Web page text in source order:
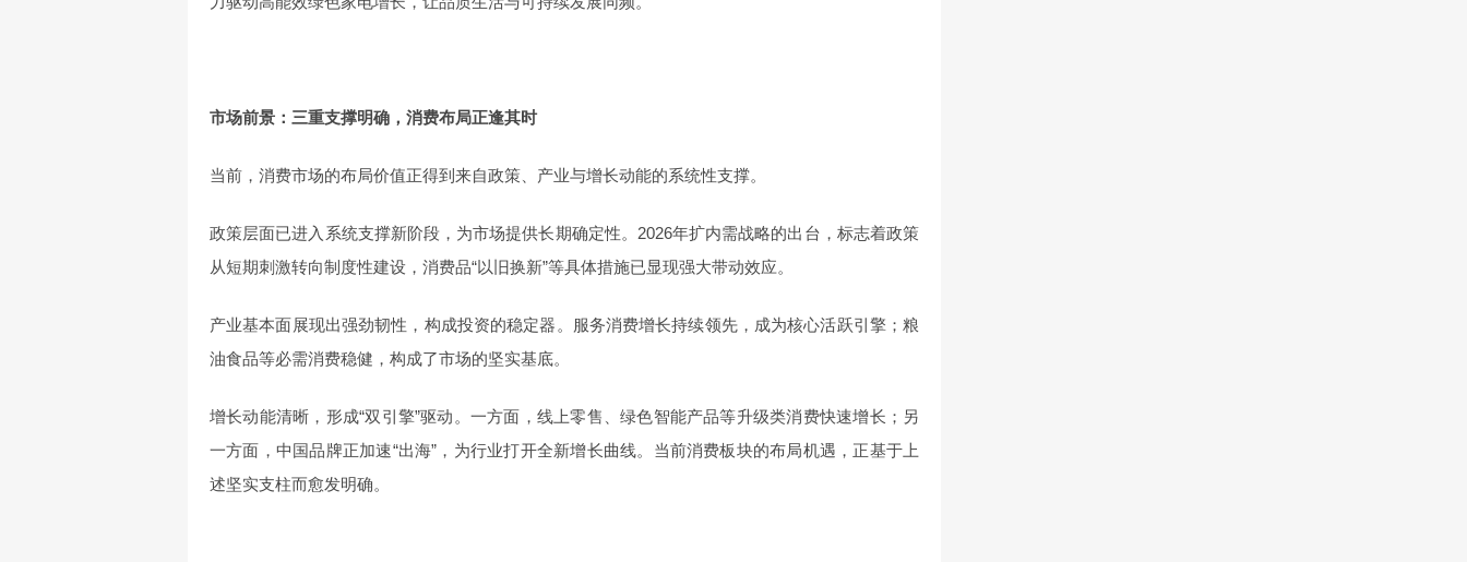
市场前景：三重支撑明确，消费布局正逢其时
当前，消费市场的布局价值正得到来自政策、产业与增长动能的系统性支撑。
政策层面已进入系统支撑新阶段，为市场提供长期确定性。2026年扩内需战略的出台，标志着政策
从短期刺激转向制度性建设，消费品“以旧换新”等具体措施已显现强大带动效应。
产业基本面展现出强劲韧性，构成投资的稳定器。服务消费增长持续领先，成为核心活跃引擎；粮
油食品等必需消费稳健，构成了市场的坚实基底。
增长动能清晰，形成“双引擎”驱动。一方面，线上零售、绿色智能产品等升级类消费快速增长；另
一方面，中国品牌正加速“出海”，为行业打开全新增长曲线。当前消费板块的布局机遇，正基于上
述坚实支柱而愈发明确。